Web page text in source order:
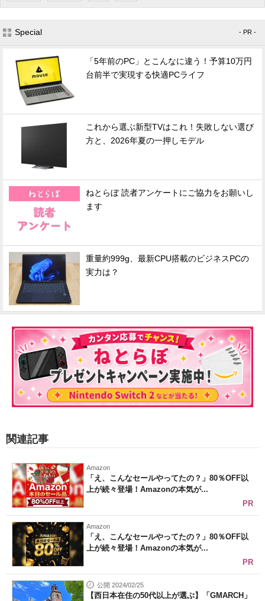
Special - PR -
「5年前のPC」とこんなに違う！予算10万円
台前半で実現する快適PCライフ
これから選ぶ新型TVはこれ！失敗しない選び
方と、2026年夏の一押しモデル
ねとらぼ 読者アンケートにご協力をお願いし
ます
重量約999g、最新CPU搭載のビジネスPCの
実力は？
関連記事
Amazon
「え、こんなセールやってたの？」80％OFF以
上が続々登場！Amazonの本気が...
PR
Amazon
「え、こんなセールやってたの？」80％OFF以
上が続々登場！Amazonの本気が...
PR
公開 2024/02/25
【西日本在住の50代以上が選ぶ】「GMARCH」